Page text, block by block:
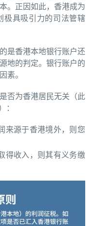
。正因如此，香港成为
极具吸引力的司法管辖
是香港本地银行账户还
地的判定。银行账户的
素。
否为香港居民无关（此
：
来源于香港境外，则您
得收入，则其有义务缴